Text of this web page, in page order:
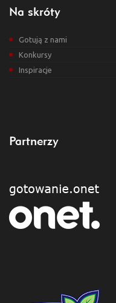
Na skróty
Gotują z nami
Konkursy
Inspiracje
Partnerzy